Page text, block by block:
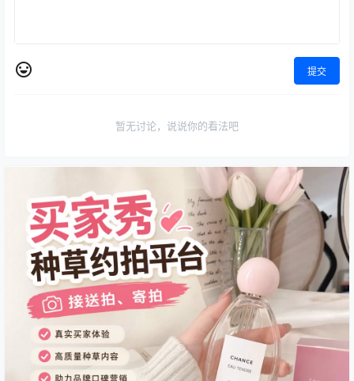
提交
暂无讨论，说说你的看法吧